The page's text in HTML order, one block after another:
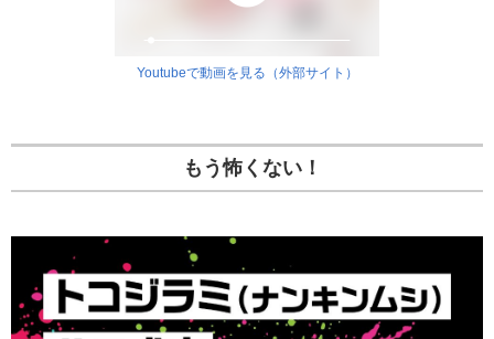
Youtubeで動画を見る（外部サイト）
もう怖くない！